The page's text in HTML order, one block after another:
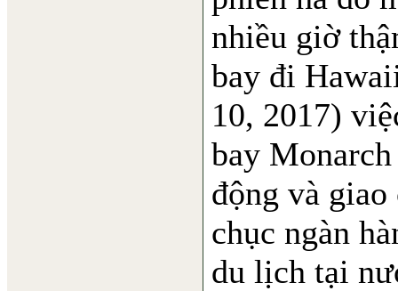
nhiều giờ
bay đi
10, 2017)
bay
động và
chục ngàn
du lịch tại